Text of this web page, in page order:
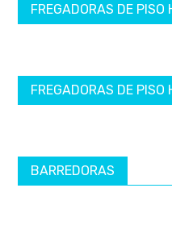
FREGADORAS DE PISO
FREGADORAS DE PISO
BARREDORAS